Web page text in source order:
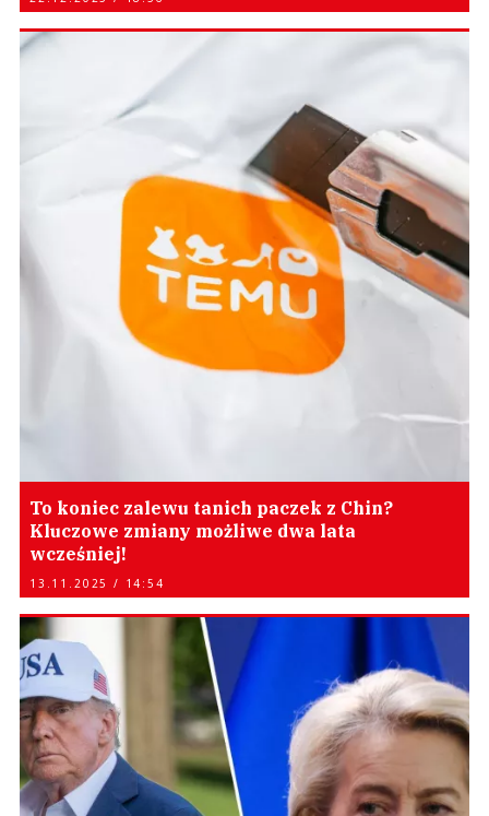
To koniec zalewu tanich paczek z Chin?
Kluczowe zmiany możliwe dwa lata
wcześniej!
13.11.2025 / 14:54